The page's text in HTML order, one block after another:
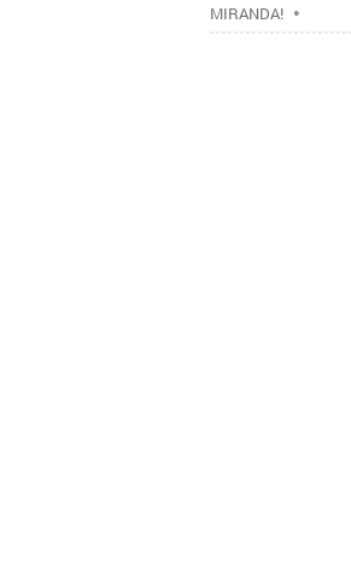
MIRANDA!•